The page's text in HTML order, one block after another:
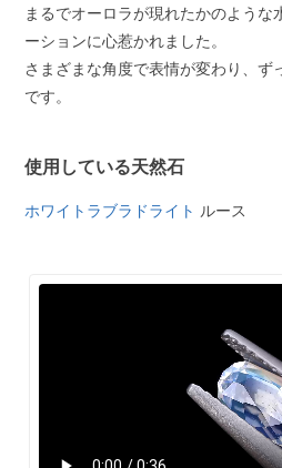
まるでオーロラが現れたかのような
ーションに心惹かれました。
さまざまな角度で表情が変わり、ず
です。
使用している天然石
ホワイトラブラドライト ルース